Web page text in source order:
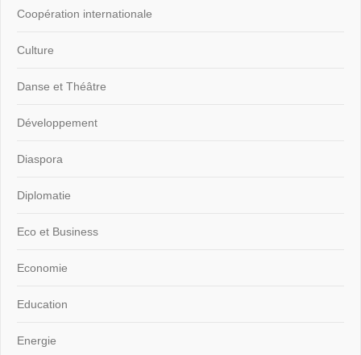
Coopération internationale
Culture
Danse et Théâtre
Développement
Diaspora
Diplomatie
Eco et Business
Economie
Education
Energie